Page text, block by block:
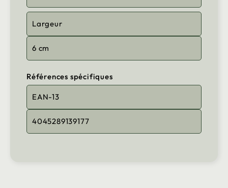
Largeur
6 cm
Références spécifiques
EAN-13
4045289139177